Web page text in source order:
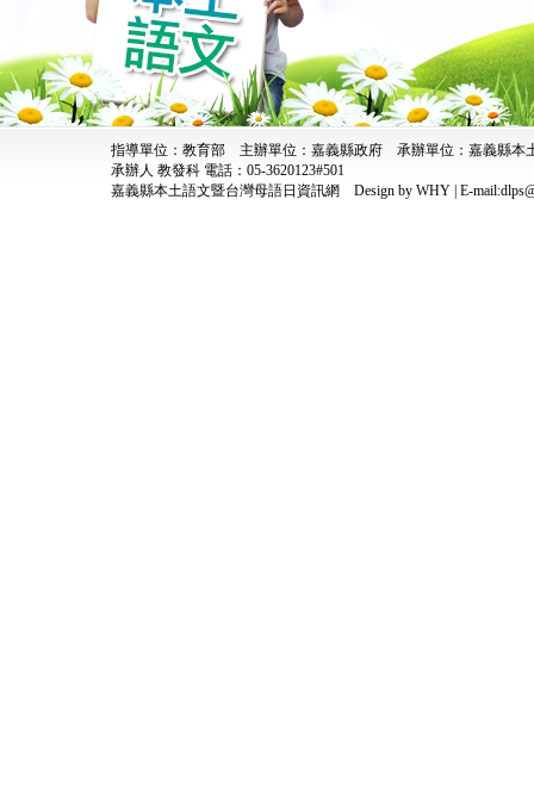
指導單位：教育部 主辦單位：嘉義縣政府 承辦單位：嘉義縣
承辦人 教發科 電話：05-3620123#501
嘉義縣本土語文暨台灣母語日資訊網 Design by WHY | E-